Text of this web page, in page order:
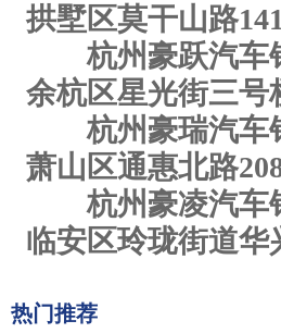
拱墅区莫干山路
杭州豪跃汽车销
余杭区星光街三号
杭州豪瑞汽车销
萧山区通惠北路
杭州豪凌汽车销
临安区玲珑街道华
热门推荐